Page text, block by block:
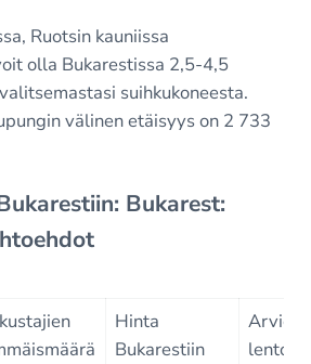
Ruotsin kauniissa
olla Bukarestissa 2,5-4,5
suihkukoneesta.
välinen etäisyys on 2 733
Bukarest:
Hinta
Bukarestiin